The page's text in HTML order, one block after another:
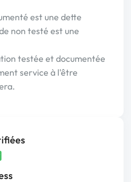
est une dette
non testé est une
testée et documentée
service à l'être